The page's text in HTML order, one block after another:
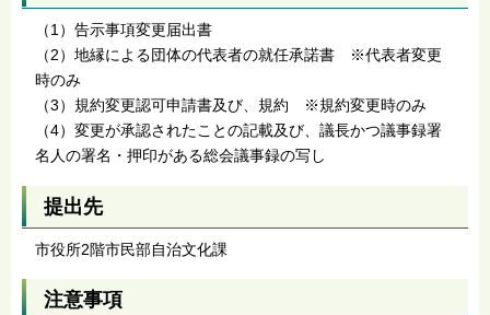
（1）告示事項変更届出書
（2）地縁による団体の代表者の就任承諾書 ※代表者変更
時のみ
（3）規約変更認可申請書及び、規約 ※規約変更時のみ
（4）変更が承認されたことの記載及び、議長かつ議事録署
名人の署名・押印がある総会議事録の写し
提出先
市役所2階市民部自治文化課
注意事項